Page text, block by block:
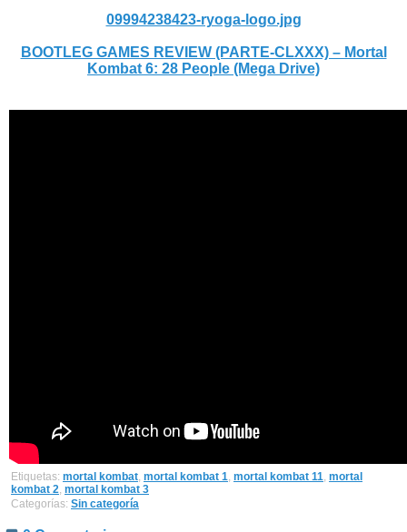
09994238423-ryoga-logo.jpg
BOOTLEG GAMES REVIEW (PARTE-CLXXX) – Mortal
Kombat 6: 28 People (Mega Drive)
Etiquetas: mortal kombat mortal kombat 1 mortal kombat 11 mortal
kombat 2 mortal kombat 3
Categorías: Sin categoría